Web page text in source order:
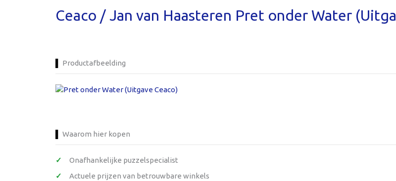
Ceaco / Jan van Haasteren Pret onder Water
Productafbeelding
Waarom hier kopen
Onafhankelijke puzzelspecialist
Actuele prijzen van betrouwbare winkels